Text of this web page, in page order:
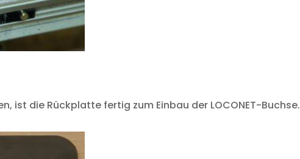
ist die Rückplatte fertig zum Einbau der LOCONET-Buchse.